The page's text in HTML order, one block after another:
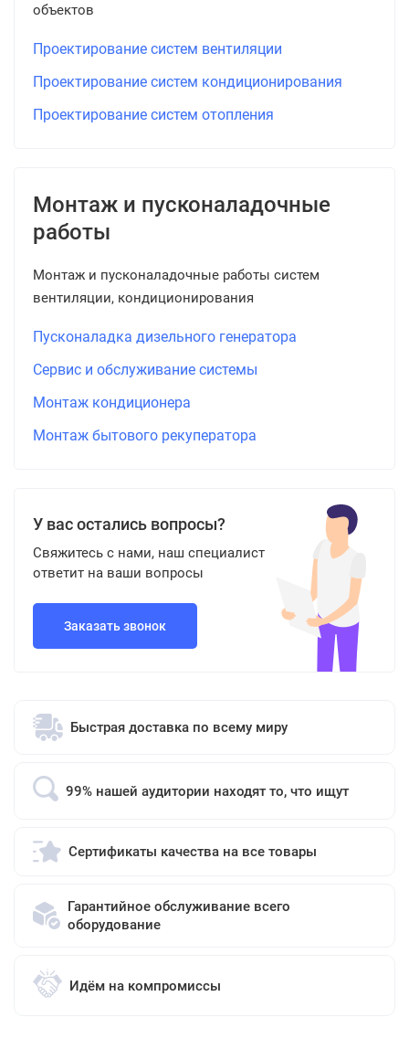
объектов
Проектирование систем вентиляции
Проектирование систем кондиционирования
Проектирование систем отопления
Монтаж и пусконаладочные
работы
Монтаж и пусконаладочные работы систем
вентиляции, кондиционирования
Пусконаладка дизельного генератора
Сервис и обслуживание системы
Монтаж кондиционера
Монтаж бытового рекуператора
У вас остались вопросы?
Свяжитесь с нами, наш специалист
ответит на ваши вопросы
Заказать звонок
Быстрая доставка по всему миру
99% нашей аудитории находят то, что ищут
Сертификаты качества на все товары
Гарантийное обслуживание всего
оборудование
Идём на компромиссы